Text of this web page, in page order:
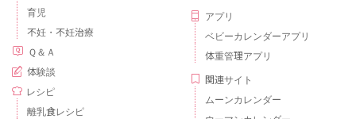
育児
不妊・不妊治療
Ｑ＆Ａ
体験談
レシピ
離乳食レシピ
アプリ
ベビーカレンダーアプリ
体重管理アプリ
関連サイト
ムーンカレンダー